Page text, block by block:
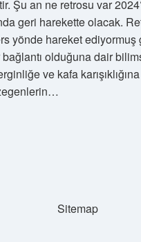
Şu an ne retrosu var
geri harekette olacak.
yönde hareket
bağlantı olduğuna dair
ve kafa
Sitemap